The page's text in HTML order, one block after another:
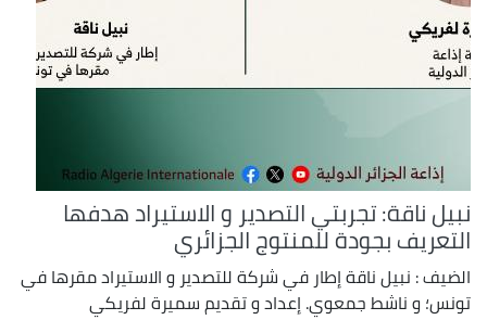
نبيل ناقة: تجربتي التصدير و الاستيراد هدفها
التعريف بجودة للمنتوج الجزائري
الضيف : نبيل ناقة إطار في شركة للتصدير و الاستيراد مقرها في
تونس؛ و ناشط جمعوي. إعداد و تقديم سميرة لفريكي